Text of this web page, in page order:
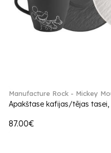
Manufacture Rock - Mickey
Apakštase kafijas/tējas tasei,
87.00€